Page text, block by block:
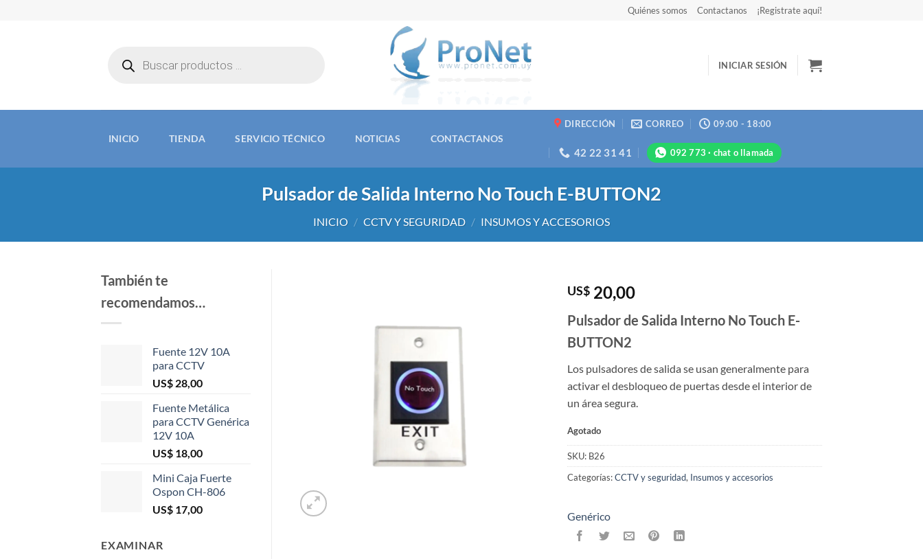
Quiénes somos Contactanos ¡Registrate aquí!
productos
INICIAR SESIÓN
INICIO TIENDA SERVICIO TÉCNICO NOTICIAS CONTACTANOS
DIRECCIÓN CORREO 09:00 - 18:00
42 22 31 41 092 773 · chat o llamada
Pulsador de Salida Interno No Touch E-BUTTON2
INICIO / CCTV Y SEGURIDAD / INSUMOS Y ACCESORIOS
También te
recomendamos…
Fuente 12V 10A
para CCTV
US$ 28,00
Fuente Metálica
para CCTV Genérica
12V 10A
US$ 18,00
Mini Caja Fuerte
Ospon CH-806
US$ 17,00
EXAMINAR
US$ 20,00
Pulsador de Salida Interno No Touch E-
BUTTON2
Los pulsadores de salida se usan generalmente para
activar el desbloqueo de puertas desde el interior de
un área segura.
Agotado
SKU: B26
Categorías:CCTV y seguridad, Insumos y accesorios
Genérico